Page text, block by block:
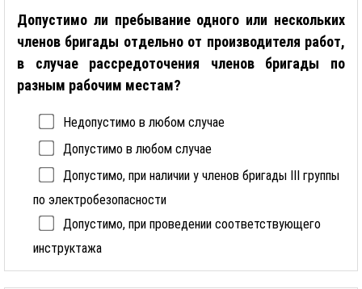
Допустимо ли пребывание одного или нескольких
членов бригады отдельно от производителя работ,
в случае рассредоточения членов бригады по
разным рабочим местам?
Недопустимо в любом случае
Допустимо в любом случае
Допустимо, при наличии у членов бригады III группы
по электробезопасности
Допустимо, при проведении соответствующего
инструктажа